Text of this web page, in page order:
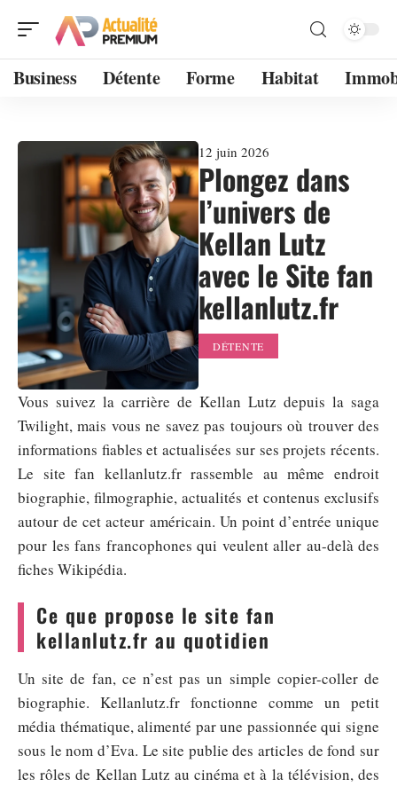
Business Détente Forme Habitat
12 juin 2026
Plongez dans
l’univers de
Kellan Lutz
avec le Site fan
kellanlutz.fr
DÉTENTE
Vous suivez la carrière de Kellan Lutz depuis la saga
Twilight, mais vous ne savez pas toujours où trouver des
informations fiables et actualisées sur ses projets récents.
Le site fan kellanlutz.fr rassemble au même endroit
biographie, filmographie, actualités et contenus exclusifs
autour de cet acteur américain. Un point d’entrée unique
pour les fans francophones qui veulent aller au-delà des
fiches Wikipédia.
Ce que propose le site fan
kellanlutz.fr au quotidien
Un site de fan, ce n’est pas un simple copier-coller de
biographie. Kellanlutz.fr fonctionne comme un petit
média thématique, alimenté par une passionnée qui signe
sous le nom d’Eva. Le site publie des articles de fond sur
les rôles de Kellan Lutz au cinéma et à la télévision, des